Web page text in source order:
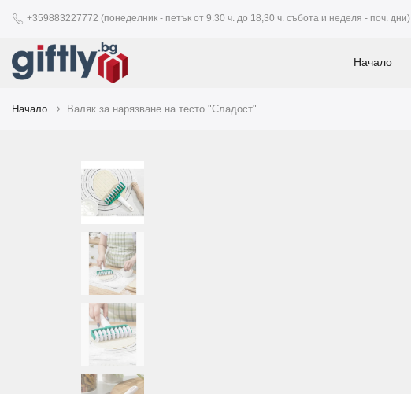
+359883227772 (понеделник - петък от 9.30 ч. до 18,30 ч. събота и неделя - поч. дни)
Начало
Начало Валяк за нарязване на тесто "Сладост"